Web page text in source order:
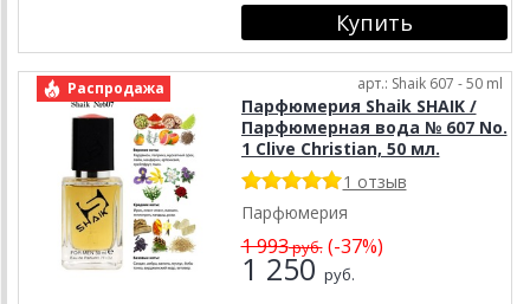
Распродажа арт.: Shaik 607 - 50 ml
Парфюмерия Shaik SHAIK /
Парфюмерная вода № 607 No.
1 Clive Christian, 50 мл.
1 отзыв
Парфюмерия
1 993руб.(-37%)
1 250 руб.